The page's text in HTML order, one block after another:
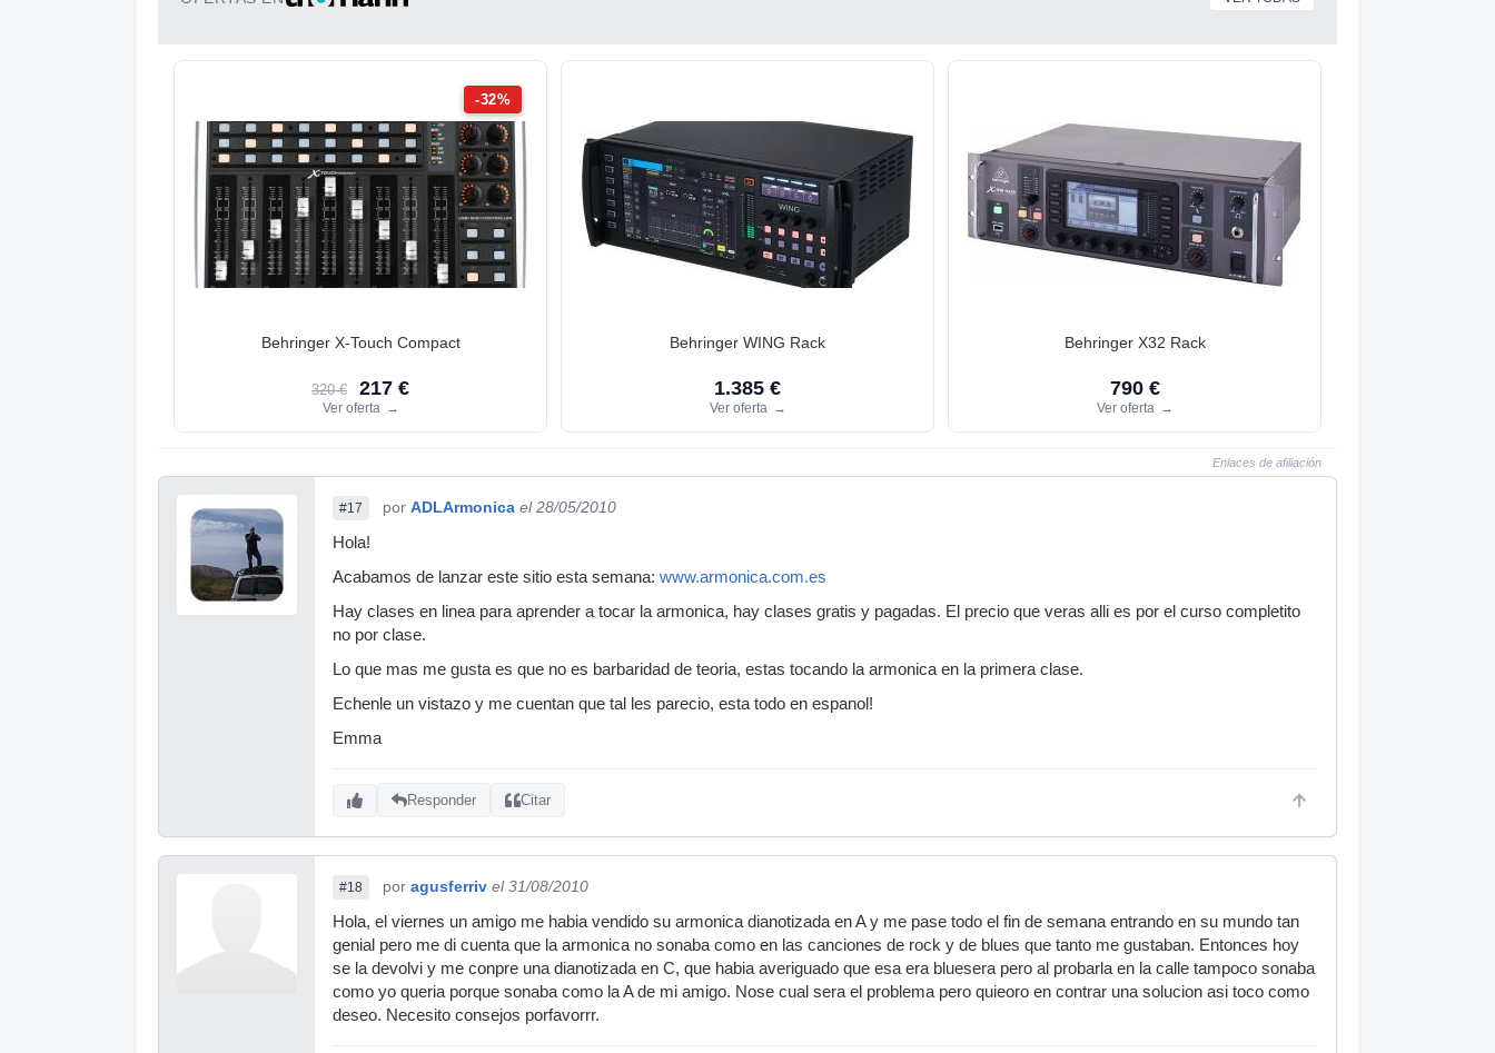
-32%
Behringer X-Touch Compact
320 € 217 €
Ver oferta →
Behringer WING Rack
1.385 €
Ver oferta →
Behringer X32 Rack
790 €
Ver oferta →
Enlaces de afiliación
#17 por ADLArmonica el 28/05/2010
Hola!
Acabamos de lanzar este sitio esta semana: www.armonica.com.es
Hay clases en linea para aprender a tocar la armonica, hay clases gratis y pagadas. El precio que veras alli es por el curso completito
no por clase.
Lo que mas me gusta es que no es barbaridad de teoria, estas tocando la armonica en la primera clase.
Echenle un vistazo y me cuentan que tal les parecio, esta todo en espanol!
Emma
Responder Citar
#18 por agusferriv el 31/08/2010
Hola, el viernes un amigo me habia vendido su armonica dianotizada en A y me pase todo el fin de semana entrando en su mundo tan
genial pero me di cuenta que la armonica no sonaba como en las canciones de rock y de blues que tanto me gustaban. Entonces hoy
se la devolvi y me conpre una dianotizada en C, que habia averiguado que esa era bluesera pero al probarla en la calle tampoco sonaba
como yo queria porque sonaba como la A de mi amigo. Nose cual sera el problema pero quieoro en contrar una solucion asi toco como
deseo. Necesito consejos porfavorrr.